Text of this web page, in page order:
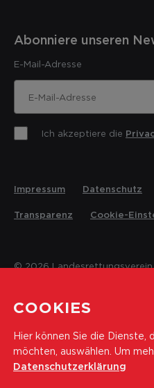
Abonniere unseren
E-Mail-Adresse
Ich akzeptiere die
© 2026 Landesrettungsverein
Impressum Datenschutz
Transparenz Cookie-
COOKIES
Hier können Sie die Dienste,
möchten, auswählen. Um
Datenschutzerklärung